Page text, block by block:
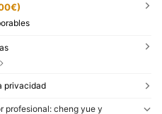
privacidad
profesional: cheng yue y